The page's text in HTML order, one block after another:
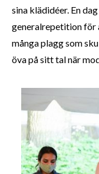
sina klädidéer. En
generalrepetition för
många plagg som
öva på sitt tal när